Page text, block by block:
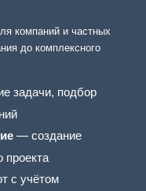
компаний и частных
до комплексного
задачи, подбор
— создание
проекта
с учётом